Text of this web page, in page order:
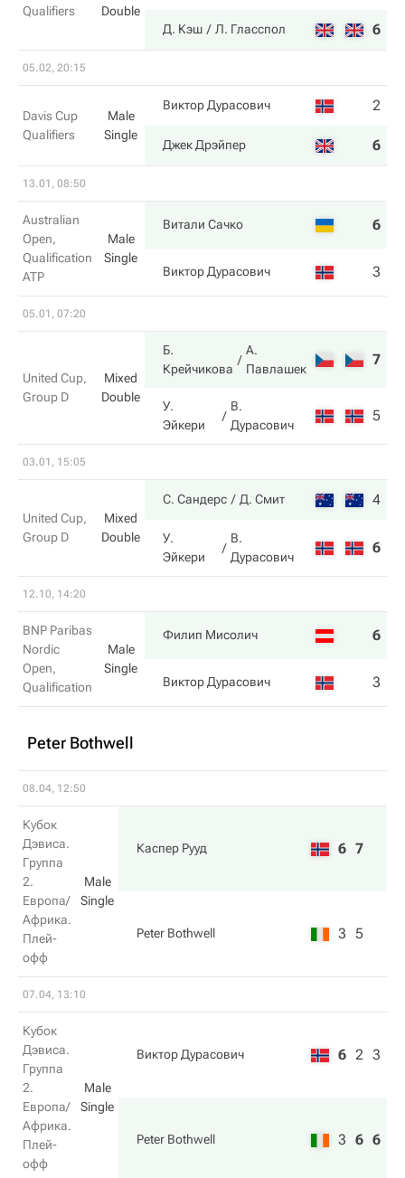
Qualifiers
Double
Д. Кэш Л. Гласспол 6
05.02, 20:15
Davis Cup
Qualifiers
Male
Single
Виктор Дурасович 2
Джек Дрэйпер 6
13.01, 08:50
Australian
Open,
Qualification
ATP
Male
Single
Витали Сачко 6
Виктор Дурасович 3
05.01, 07:20
United Cup,
Group D
Mixed
Double
Б.
Крейчикова
А.
Павлашек
7
У.
Эйкери
В.
Дурасович
5
03.01, 15:05
United Cup,
Group D
Mixed
Double
С. Сандерс Д. Смит 4
У.
Эйкери
В.
Дурасович
6
12.10, 14:20
BNP Paribas
Nordic
Open,
Qualification
Male
Single
Филип Мисолич 6
Виктор Дурасович 3
Peter Bothwell
08.04, 12:50
Кубок
Дэвиса.
Группа
2.
Европа/
Африка.
Плей-
офф
Male
Single
Каспер Рууд 6 7
Peter Bothwell 3 5
07.04, 13:10
Кубок
Дэвиса.
Группа
2.
Европа/
Африка.
Плей-
офф
Male
Single
Виктор Дурасович 6 2 3
Peter Bothwell 3 6 6